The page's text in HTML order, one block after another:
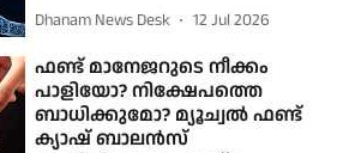
Dhanam News Desk 12 Jul 2026
ഫണ്ട് മാനേജറുടെ നീക്കം
പാളിയോ? നിക്ഷേപത്തെ
ബാധിക്കുമോ? മ്യൂച്വൽ ഫണ്ട്
ക്യാഷ് ബാലൻസ്